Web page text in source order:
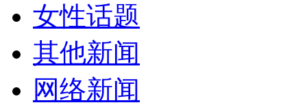
女性话题
其他新闻
网络新闻